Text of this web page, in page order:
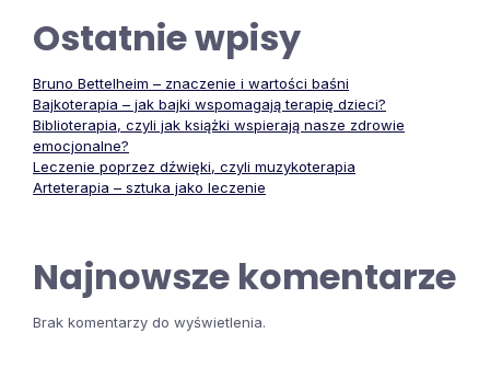
Ostatnie wpisy
Bruno Bettelheim – znaczenie i wartości baśni
Bajkoterapia – jak bajki wspomagają terapię dzieci?
Biblioterapia, czyli jak książki wspierają nasze zdrowie
emocjonalne?
Leczenie poprzez dźwięki, czyli muzykoterapia
Arteterapia – sztuka jako leczenie
Najnowsze komentarze
Brak komentarzy do wyświetlenia.